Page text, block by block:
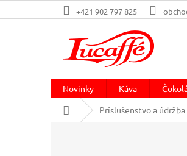
na
+421 902 797 825
Novinky Káva
DomovPríslušenstvo a údržba